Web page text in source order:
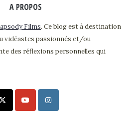
A PROPOS
Films. Ce blog est à destination
vidéastes passionnés et/ou
des réflexions personnelles qui